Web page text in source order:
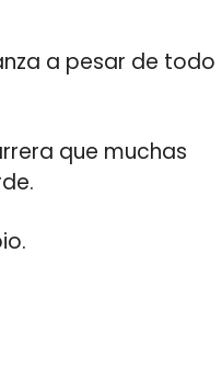
a pesar de todo
que muchas